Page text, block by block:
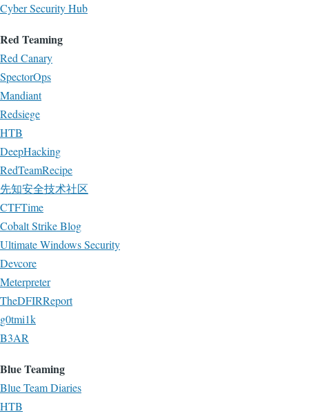
Cyber Security Hub
Red Teaming
Red Canary
SpectorOps
Mandiant
Redsiege
HTB
DeepHacking
RedTeamRecipe
先知安全技术社区
CTFTime
Cobalt Strike Blog
Ultimate Windows Security
Devcore
Meterpreter
TheDFIRReport
g0tmi1k
B3AR
Blue Teaming
Blue Team Diaries
HTB